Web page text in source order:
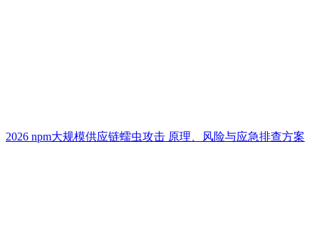
2026 npm大规模供应链蠕虫攻击 原理、风险与应急排查方案